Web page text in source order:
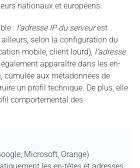
nationaux et européens.
: l’adresse IP du serveurest
selon la configuration du
mobile, client lourd), l’adresse
apparaître dans les en-
cumulée aux métadonnées de
un profil technique. De plus, elle
comportemental des
Microsoft, Orange)